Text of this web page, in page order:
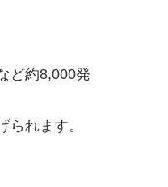
ど約8,000発
られます。